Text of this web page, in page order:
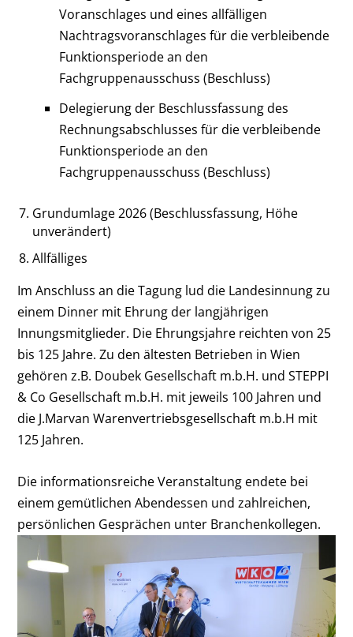
Voranschlages und eines allfälligen
Nachtrags­voranschlages für die verbleibende
Funktionsperiode an den
Fachgruppenausschuss (Beschluss)
Delegierung der Beschlussfassung des
Rechnungsabschlusses für die verbleibende
Funktionsperiode an den
Fachgruppenausschuss (Beschluss)
Grundumlage 2026 (Beschlussfassung, Höhe
unverändert)
Allfälliges
Im Anschluss an die Tagung lud die Landesinnung zu
einem Dinner mit Ehrung der langjährigen
Innungsmitglieder. Die Ehrungsjahre reichten von 25
bis 125 Jahre. Zu den ältesten Betrieben in Wien
gehören z.B. Doubek Gesellschaft m.b.H. und STEPPI
& Co Gesellschaft m.b.H. mit jeweils 100 Jahren und
die J.Marvan Warenvertriebsgesellschaft m.b.H mit
125 Jahren.
Die informationsreiche Veranstaltung endete bei
einem gemütlichen Abendessen und zahlreichen,
persönlichen Gesprächen unter Branchenkollegen.